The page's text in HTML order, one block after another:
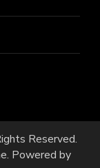
Reserved.
. Powered by